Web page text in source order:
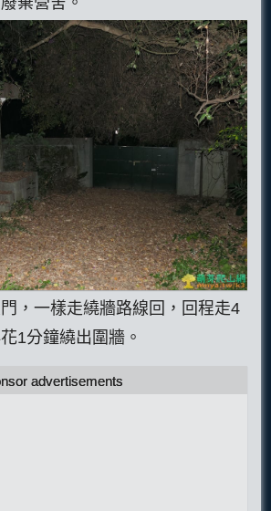
，一樣走繞牆路線回，回程走4
1分鐘繞出圍牆。
advertisements